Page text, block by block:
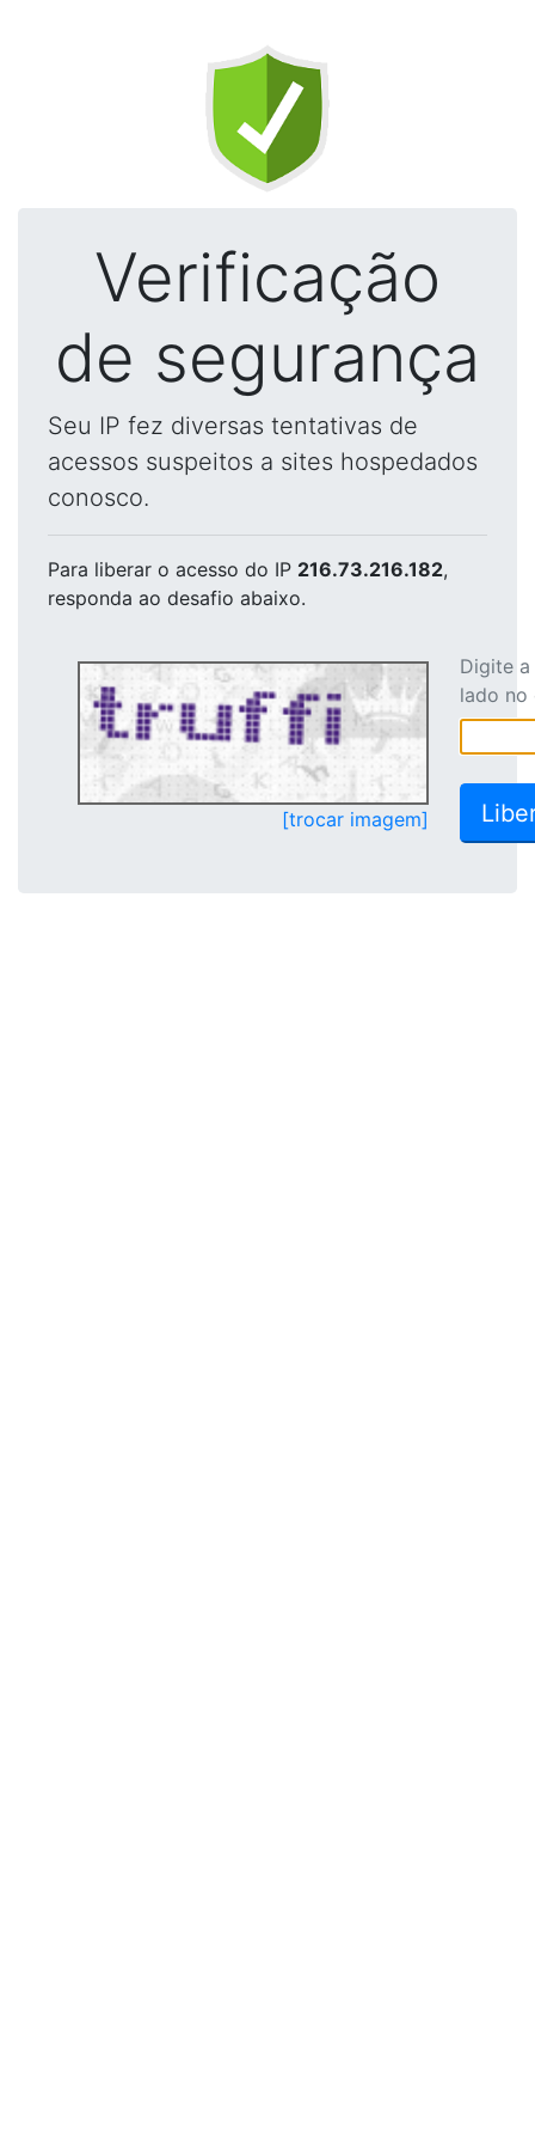
Verificação
de segurança
Seu IP fez diversas tentativas de
acessos suspeitos a sites hospedados
conosco.
Para liberar o acesso do IP 216.73.216.182,
responda ao desafio abaixo.
[trocar imagem]
Digite
lado no